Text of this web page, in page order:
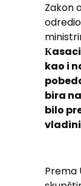
Zakon
kao i
bira
bilo
Prema